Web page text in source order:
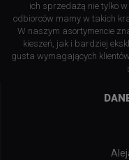
ich sprzedażą nie tylko
odbiorców mamy w takich
W naszym asortymencie
kieszeń, jak i bardziej
gusta wymagających